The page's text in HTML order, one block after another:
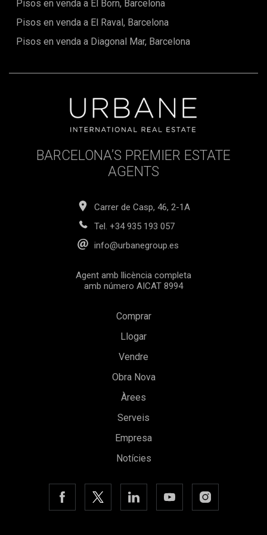
renders 3D que us oferim us permetran visualitzar el
resultat final i imaginar-vos en aquest espai únic. Aviat,
aquest apartament estarà llest per oferir-vos un estil de
vida incomparable en un dels barris més desitjats de
Pisos en venda a El Born, Barcelona
Pisos en venda a El Raval, Barcelona
Pisos en venda a Diagonal Mar, Barcelona
BARCELONA’S PREMIER ESTATE
AGENTS
Carrer de Casp, 46, 2-1A
Tel. +34 935 193 057
info@urbanegroup.es
Agent amb llicència completa
amb número AICAT 8994
Comprar
Llogar
Vendre
Obra Nova
Àrees
Serveis
Empresa
Notícies